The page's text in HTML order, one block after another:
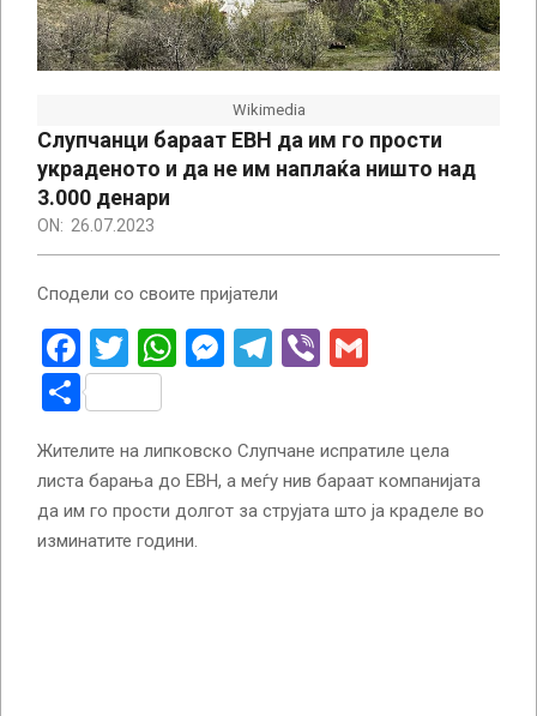
Wikimedia
Слупчанци бараат ЕВН да им го прости
украденото и да не им наплаќа ништо над
3.000 денари
ON: 26.07.2023
Сподели со своите пријатели
Facebook
Twitter
WhatsApp
Messenger
Telegram
Viber
Share
Жителите на липковско Слупчане испратиле цела
листа барања до ЕВН, а меѓу нив бараат компанијата
да им го прости долгот за струјата што ја краделе во
изминатите години.